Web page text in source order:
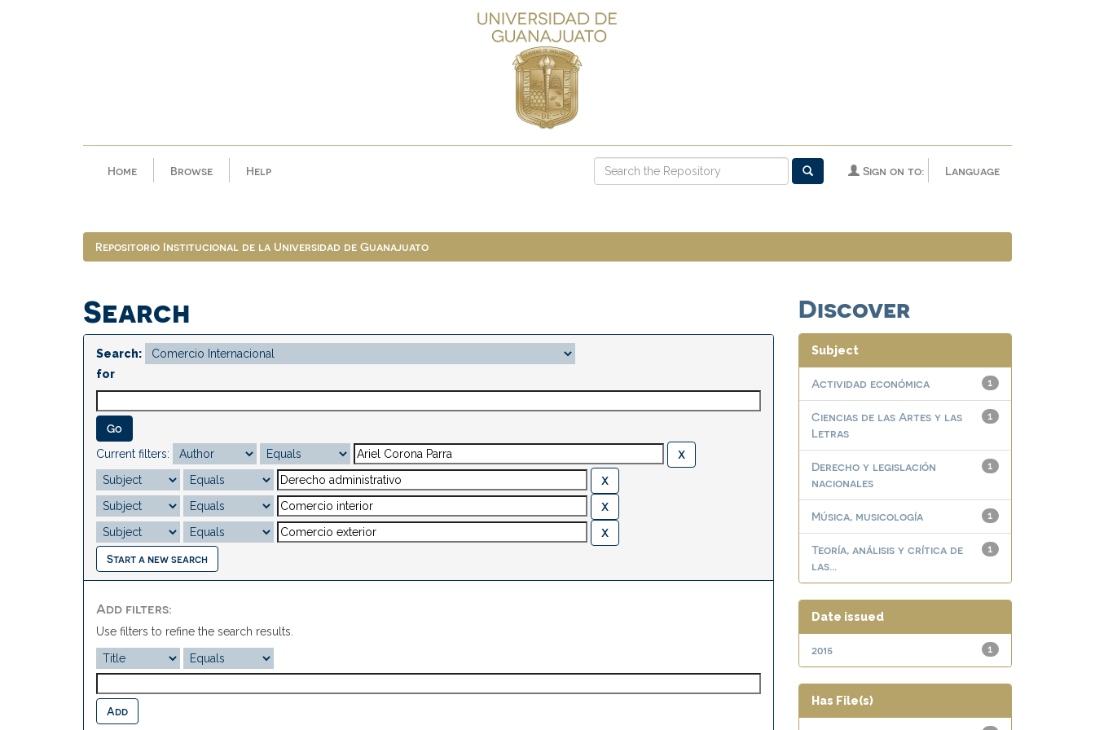
Home Browse Help Language
Sign on to:
Repositorio Institucional de la Universidad de Guanajuato
Search
Search:
for
Current filters:
Start a new search
Add filters:
Use filters to refine the search results.
Discover
Subject
1
Actividad económica
1
Ciencias de las Artes y las
Letras
1
Derecho y legislación
nacionales
1
Música, musicología
1
Teoría, análisis y crítica de
las...
Date issued
1
2015
Has File(s)